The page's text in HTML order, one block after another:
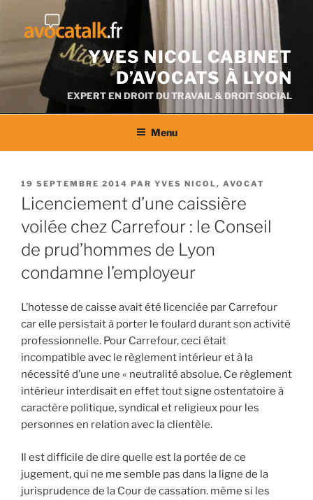
contenu
YVES NICOL CABINET
D’AVOCATS À LYON
EXPERT EN DROIT DU TRAVAIL & DROIT SOCIAL
Menu
PUBLIÉ
LE
19 SEPTEMBRE 2014 PAR YVES NICOL, AVOCAT
Licenciement d’une caissière
voilée chez Carrefour : le Conseil
de prud’hommes de Lyon
condamne l’employeur
L’hotesse de caisse avait été licenciée par Carrefour
car elle persistait à porter le foulard durant son activité
professionnelle. Pour Carrefour, ceci était
incompatible avec le règlement intérieur et à la
nécessité d’une une « neutralité absolue. Ce règlement
intérieur interdisait en effet tout signe ostentatoire à
caractère politique, syndical et religieux pour les
personnes en relation avec la clientèle.
Il est difficile de dire quelle est la portée de ce
jugement, qui ne me semble pas dans la ligne de la
jurisprudence de la Cour de cassation. même si les